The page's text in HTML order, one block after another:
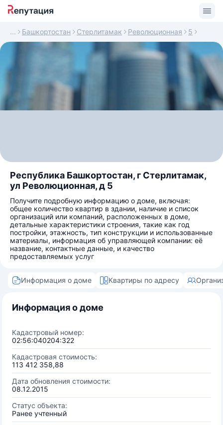
Башкортостан Стерлитамак Революционная 5
Республика Башкортостан, г Стерлитамак,
ул Революционная, д 5
Получите подробную информацию о доме, включая:
общее количество квартир в здании, наличие и список
организаций или компаний, расположенных в доме,
детальные характеристики строения, такие как год
постройки, этажность, тип конструкции и использованные
материалы, информация об управляющей компании: её
название, контактные данные, и качество
предоставляемых услуг
Информация о доме Квартиры по адресу
Информация о доме
Кадастровый номер:
02:56:040204:322
Кадастровая стоимость:
113 412 358,88
Дата обновления стоимости:
08.12.2015
Статус объекта:
Ранее учтенный